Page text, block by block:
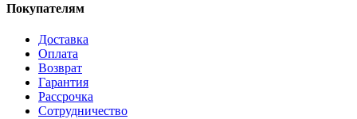
Покупателям
Доставка
Оплата
Возврат
Гарантия
Рассрочка
Сотрудничество